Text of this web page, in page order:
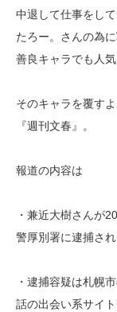
中退して仕事をし
たろー。さんの為
善良キャラでも人
そのキャラを覆す
『週刊文春』。
報道の内容は
・兼近大樹さんが
警厚別署に逮捕され
・逮捕容疑は札幌
話の出会い系サイ